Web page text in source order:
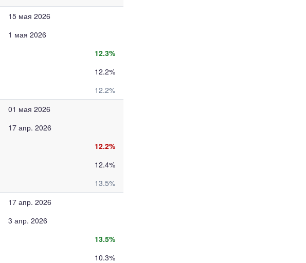
15 мая 2026
1 мая 2026
12.3%
12.2%
12.2%
01 мая 2026
17 апр. 2026
12.2%
12.4%
13.5%
17 апр. 2026
3 апр. 2026
13.5%
10.3%